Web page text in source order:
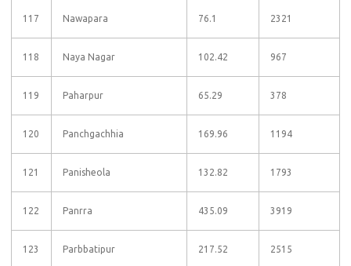
117 Nawapara 76.1 2321
118 Naya Nagar 102.42 967
119 Paharpur 65.29 378
120 Panchgachhia 169.96 1194
121 Panisheola 132.82 1793
122 Panrra 435.09 3919
123 Parbbatipur 217.52 2515